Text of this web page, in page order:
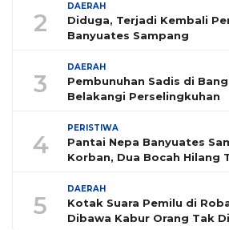
2
DAERAH
Diduga, Terjadi Kembali
Banyuates Sampang
3
DAERAH
Pembunuhan Sadis di
Belakangi Perselingkuhan
4
PERISTIWA
Pantai Nepa Banyuates
Korban, Dua Bocah Hilang
5
DAERAH
Kotak Suara Pemilu di
Dibawa Kabur Orang Tak